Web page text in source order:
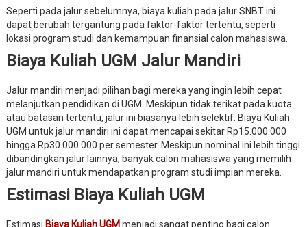
Seperti pada jalur sebelumnya, biaya kuliah pada jalur SNBT ini
dapat berubah tergantung pada faktor-faktor tertentu, seperti
lokasi program studi dan kemampuan finansial calon mahasiswa.
Biaya Kuliah UGM Jalur Mandiri
Jalur mandiri menjadi pilihan bagi mereka yang ingin lebih cepat
melanjutkan pendidikan di UGM. Meskipun tidak terikat pada kuota
atau batasan tertentu, jalur ini biasanya lebih selektif. Biaya Kuliah
UGM untuk jalur mandiri ini dapat mencapai sekitar Rp15.000.000
hingga Rp30.000.000 per semester. Meskipun nominal ini lebih tinggi
dibandingkan jalur lainnya, banyak calon mahasiswa yang memilih
jalur mandiri untuk mendapatkan program studi impian mereka.
Estimasi Biaya Kuliah UGM
Estimasi Biaya Kuliah UGMmenjadi sangat penting bagi calon